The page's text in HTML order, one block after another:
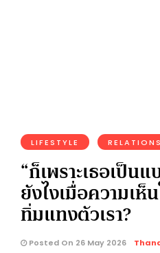
LIFESTYLE
“ก็เพราะเธอเป็น
ยังไงเมื่อความเห็
ทิ่มแทงตัวเรา?
Posted On 26 May 2026